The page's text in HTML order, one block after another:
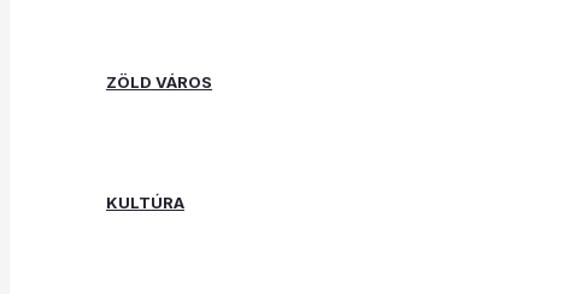
ZÖLD VÁROS
KULTÚRA